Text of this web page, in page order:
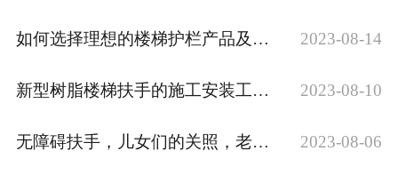
如何选择理想的楼梯护栏产品及款式？ 2023-08-14
新型树脂楼梯扶手的施工安装工艺流程 2023-08-10
无障碍扶手，儿女们的关照，老人们的拐杖 2023-08-06